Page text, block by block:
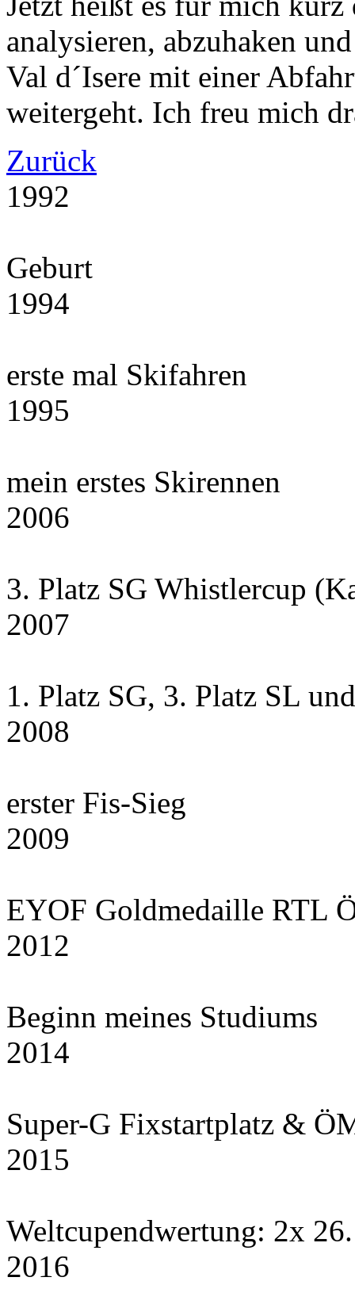
analysieren, abzuhaken
Val d´Isere mit einer
weitergeht. Ich freu mich
Zurück
1992
Geburt
1994
erste mal Skifahren
1995
mein erstes Skirennen
2006
3. Platz SG Whistlercup
2007
1. Platz SG, 3. Platz SL
2008
erster Fis-Sieg
2009
EYOF Goldmedaille RTL
2012
Beginn meines Studiums
2014
Super-G Fixstartplatz &
2015
Weltcupendwertung: 2x
2016